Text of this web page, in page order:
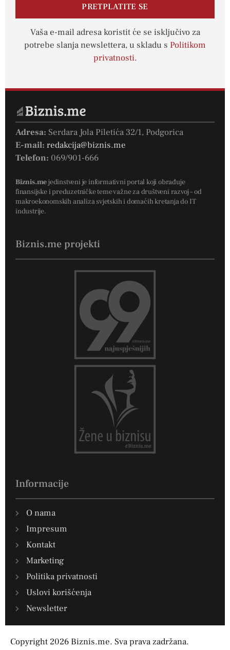
PRETPLATITE SE
Vaša e-mail adresa koristit će se isključivo za
potrebe slanja newslettera, u skladu s Politikom
privatnosti.
Adresa: Serdara Jola Piletića 32/1, Podgorica
E-mail: redakcija@biznis.me
Telefon: 069/901-666
Biznis.mejedinstveni je informativni portal koji obrađuje
finansijske i preduzetničke teme važne za društveni razvoj – od
makroekonomskih analiza svjetskih i domaćih kretanja do IT
industrije.
Biznis.me projekti
Informacije
O nama
Impresum
Kontakt
Marketing
Politika privatnosti
Uslovi korišćenja
Newsletter
Copyright 2026 Biznis.me. Sva prava zadržana.